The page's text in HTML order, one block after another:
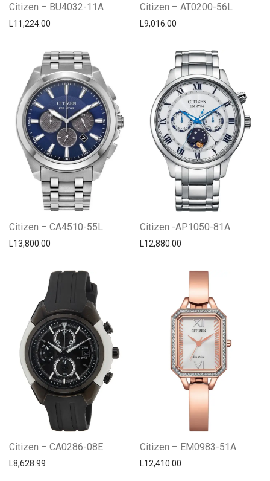
Citizen – BU4032-11A
L11,224.00
Citizen – AT0200-56L
L9,016.00
Citizen – CA4510-55L
L13,800.00
Citizen -AP1050-81A
L12,880.00
Citizen – CA0286-08E
L8,628.99
Citizen – EM0983-51A
L12,410.00